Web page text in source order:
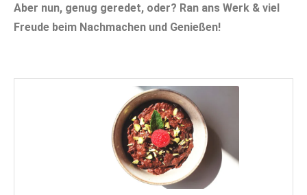
Aber nun, genug geredet, oder? Ran ans Werk & viel
Freude beim Nachmachen und Genießen!